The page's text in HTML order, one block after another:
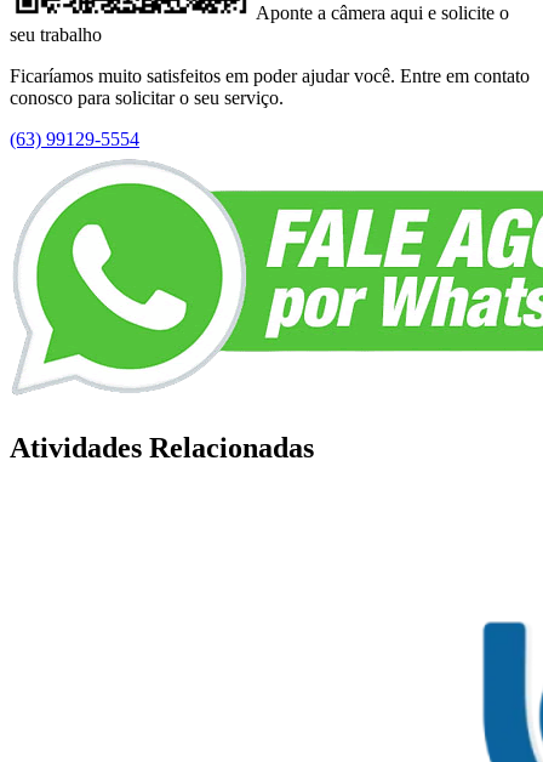
Aponte a câmera aqui e solicite o
seu trabalho
Ficaríamos muito satisfeitos em poder ajudar você. Entre em contato
conosco para solicitar o seu serviço.
(63) 99129-5554
Atividades Relacionadas